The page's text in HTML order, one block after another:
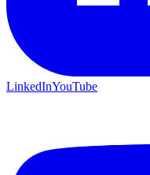
LinkedInYouTube